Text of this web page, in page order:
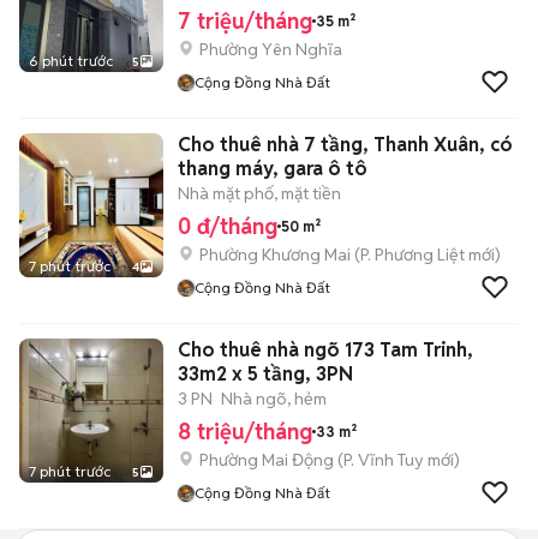
6 phút trước 5
7 triệu/tháng 35 m²
Phường Yên Nghĩa
Cộng Đồng Nhà Đất
7 phút trước 4
Cho thuê nhà 7 tầng, Thanh Xuân, có
thang máy, gara ô tô
Nhà mặt phố, mặt tiền
0 đ/tháng 50 m²
Phường Khương Mai (P. Phương Liệt mới)
Cộng Đồng Nhà Đất
7 phút trước 5
Cho thuê nhà ngõ 173 Tam Trinh,
33m2 x 5 tầng, 3PN
3 PN Nhà ngõ, hẻm
8 triệu/tháng 33 m²
Phường Mai Động (P. Vĩnh Tuy mới)
Cộng Đồng Nhà Đất